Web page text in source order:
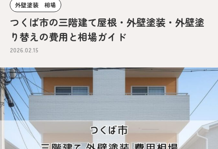
外壁塗装 相場
つくば市の三階建て屋根・外壁塗装・外壁塗
り替えの費用と相場ガイド
2026.02.15